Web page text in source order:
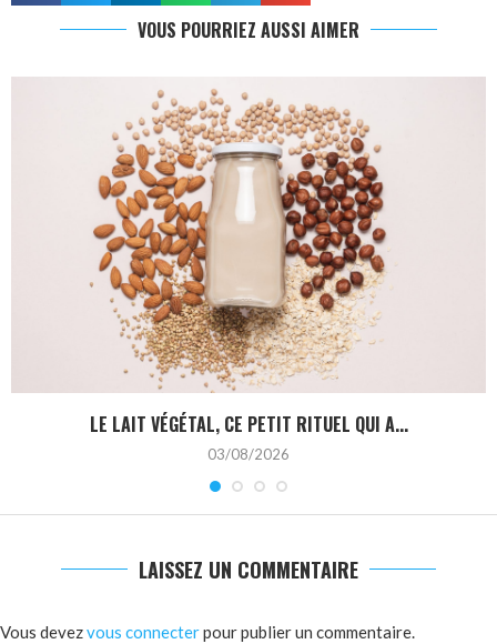
VOUS POURRIEZ AUSSI AIMER
LE LAIT VÉGÉTAL, CE PETIT RITUEL QUI A...
03/08/2026
LAISSEZ UN COMMENTAIRE
Vous devezvous connecterpour publier un commentaire.